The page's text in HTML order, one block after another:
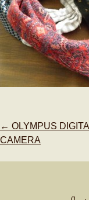
Post
navigation
← OLYMPUS
CAMERA